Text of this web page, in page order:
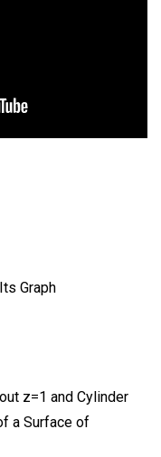
Graph
z=1 and Cylinder
a Surface of